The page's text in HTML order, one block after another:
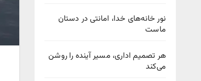
نور خانه‌های خدا، امانتی در دستان
ماست
هر تصمیم اداری، مسیر آینده را روشن
می‌کند